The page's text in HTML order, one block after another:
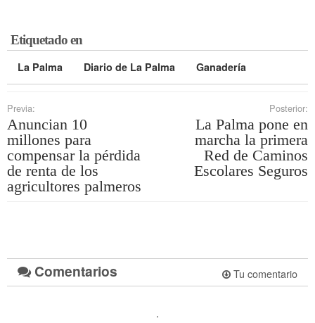
Etiquetado en
La Palma Diario de La Palma Ganadería
Previa:
Anuncian 10
millones para
compensar la pérdida
de renta de los
agricultores palmeros
Posterior:
La Palma pone en
marcha la primera
Red de Caminos
Escolares Seguros
Comentarios Tu comentario
.